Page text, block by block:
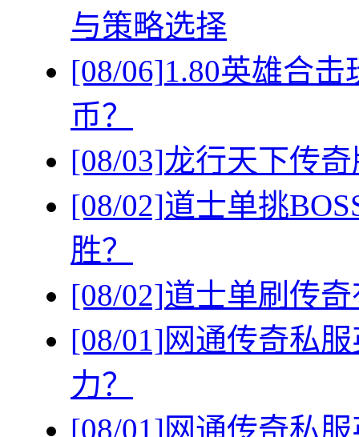
与策略选择
[08/06]1.80英雄合
币？
[08/03]龙行天下传
[08/02]道士单挑
胜？
[08/02]道士单刷传
[08/01]网通传奇私
力？
[08/01]网通传奇私